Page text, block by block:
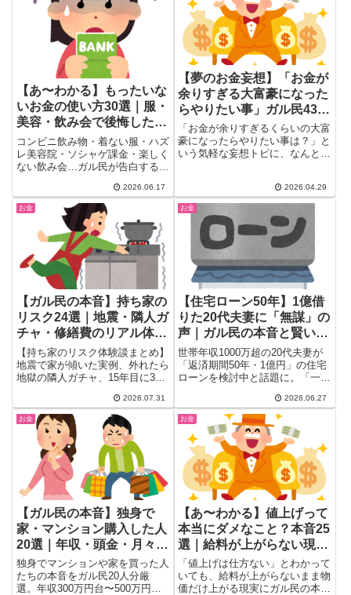
【あ〜わかる】もったいな
いお金の使い方30選｜服・
美容・飲み会で後悔したガ
ル民の本音
コンビニ飲み物・着ない服・ハズ
レ美容院・ソシャゲ課金・楽しく
ない飲み会…ガル民が告白する
験談まとめ。「プチプラを複数買
うより高品質1個」「人間関係へ
の出費は早めに見極める」など、
30代・40代女性が共感する後悔
エピソードを30選厳選。
2026.06.17
【夢のお金妄想】「お金が
余りすぎる大富豪になった
らやりたい事」ガル民432
コメで判明した想像力の優
しさ
「お金が余りすぎるくらいの大富
豪になったらやりたい事は？」と
いう気軽な妄想トピに、なんと
2026.04.29
お金
【ガル民の本音】持ち家の
リスク24選｜地震・隣人ガ
チャ・修繕費のリアル体験
談
【持ち家のリスク体験談まとめ】
地震で家が傾いた実例、外れたら
地獄の隣人ガチャ、15年目に300
のリアルな声を厳選。老後に賃貸
を借りられない現実や住宅ロー
ン・相続の不安まで、検索しても
出てこない本音を一気にチェック
できます。
2026.07.31
お金
【住宅ローン50年】1億借
りた20代夫妻に「無謀」の
声｜ガル民の本音と賢いロ
ーンの選び方
世帯年収1000万超の20代夫妻が
「返済期間50年・1億円」の住宅
ローンを検討中と話題に。「一億
歳まで同じ収入を維持できるの
か」などガル民の本音まとめ。繰
り上げ返済・団信・地方移住の賢
い選択も紹介。
2026.06.27
お金
【ガル民の本音】独身で
家・マンション購入した人
20選｜年収・頭金・月々の
ローン返済額まとめ
独身でマンションや家を買った人
たちの本音をガル民20人分厳
選。年収300万円台〜500万円台
お金
【あ〜わかる】値上げって
本当にダメなこと？本音25
選｜給料が上がらない現実
と家計防衛のリアル
「値上げは仕方ない」とわかって
いても、給料が上がらないまま物
価だけ上がる現実にガル民の本音